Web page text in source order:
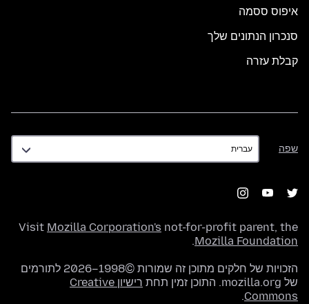
איפוס ססמה
סנכרון הנתונים שלך
קבלת עזרה
שפה
שפה
Visit Mozilla Corporation's not-for-profit parent, the
Mozilla Foundation
.
הזכויות של חלקים מתוכן זה שמורות ©1998–2026 לתורמים
של mozilla.org. התוכן זמין תחת
רישיון Creative
Commons
.